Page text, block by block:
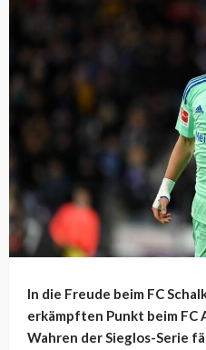
In die Freude beim FC
erkämpften Punkt beim FC
Wahren der Sieglos-Serie